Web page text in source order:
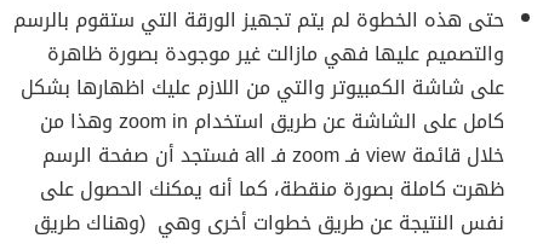
حتى هذه الخطوة لم يتم تجهيز الورقة التي ستقوم بالرسم
والتصميم عليها فهي مازالت غير موجودة بصورة ظاهرة
على شاشة الكمبيوتر والتي من اللازم عليك اظهارها بشكل
كامل على الشاشة عن طريق استخدام zoom in وهذا من
خلال قائمة view فـ zoom فـ all فستجد أن صفحة الرسم
ظهرت كاملة بصورة منقطة، كما أنه يمكنك الحصول على
نفس النتيجة عن طريق خطوات أخرى وهي (وهناك طريق